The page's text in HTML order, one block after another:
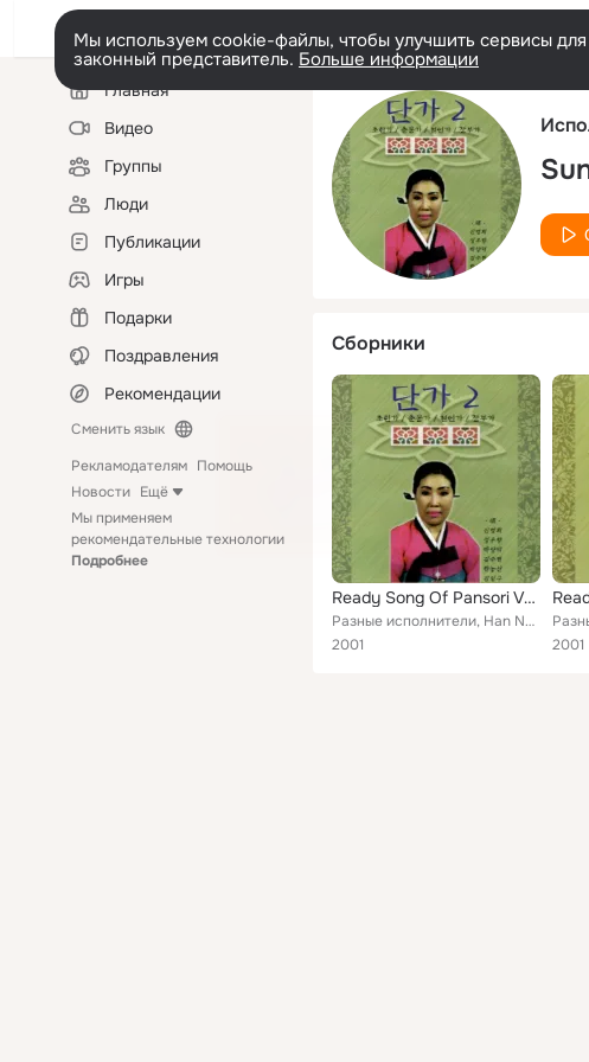
Мы используем cookie-файлы, чтобы улучшить сервисы
законный представитель. Больше информации
Левая
колонкаГлавная
Видео
Группы
Люди
Публикации
Игры
Подарки
Поздравления
Рекомендации
Сменить язык
Рекламодателям Помощь
Новости Ещё
Мы применяем
рекомендательные технологии
Подробнее
Сборники
Ready Song Of Pansori Vol. 2
Разные исполнители, Han Nong-Sun, Kim Il-Gu, Park Yang-Deok, Shin Yung-Hee, Kim Soo-Hyun, Sung Woo-Hyang
2001
2001